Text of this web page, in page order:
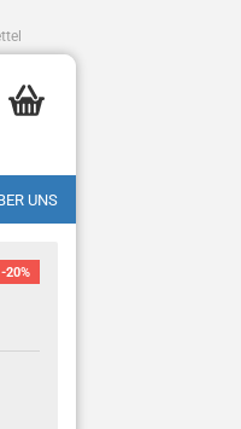
UNS
-20%